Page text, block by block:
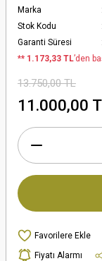
Marka
Stok Kodu
Garanti Süresi
** 1.173,33 TL’den
13.750,00 TL
11.000,00
Fiyatı Alarmı